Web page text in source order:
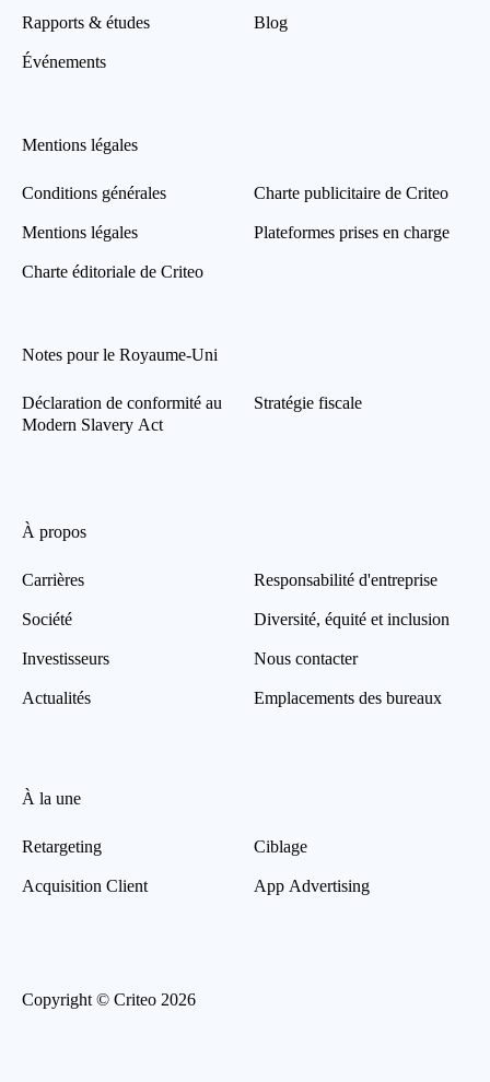
Rapports & études
Événements
Blog
Mentions légales
Conditions générales
Mentions légales
Charte éditoriale de Criteo
Charte publicitaire de Criteo
Plateformes prises en charge
Notes pour le Royaume-Uni
Déclaration de conformité au
Modern Slavery Act
Stratégie fiscale
À propos
Carrières
Société
Investisseurs
Actualités
Responsabilité d'entreprise
Diversité, équité et inclusion
Nous contacter
Emplacements des bureaux
À la une
Retargeting
Acquisition Client
Ciblage
App Advertising
Copyright © Criteo 2026